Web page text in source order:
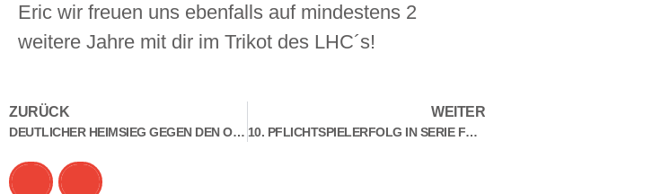
Eric wir freuen uns ebenfalls auf mindestens 2
weitere Jahre mit dir im Trikot des LHC´s!
ZURÜCK
DEUTLICHER HEIMSIEG GEGEN DEN ORANIENBURGER HC 2
WEITER
10. PFLICHTSPIELERFOLG IN SERIE FÜR UNSEREN LUDWIGSFELDER HC – LHC GEWINNT AUSWÄRTS BEI BFC PREUSSEN BERLIN